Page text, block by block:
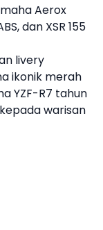
Aerox
dan XSR 155
livery
ikonik merah
YZF-R7 tahun
warisan